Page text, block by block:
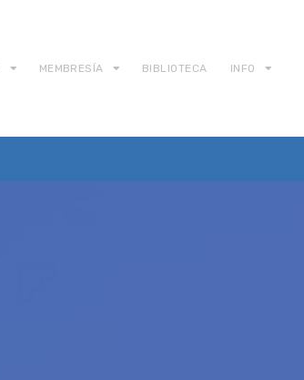
MEMBRESÍA BIBLIOTECA INFO